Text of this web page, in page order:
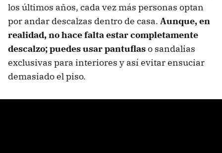
los últimos años, cada vez más personas optan
por andar descalzas dentro de casa. Aunque, en
realidad, no hace falta estar completamente
descalzo; puedes usar pantuflaso sandalias
exclusivas para interiores y así evitar ensuciar
demasiado el piso.